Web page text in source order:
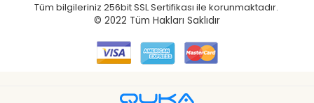
Tüm bilgileriniz 256bit SSL Sertifikası ile korunmaktadır.
© 2022 Tüm Hakları Saklıdır